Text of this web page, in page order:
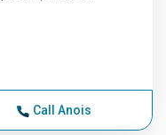
Call Anois